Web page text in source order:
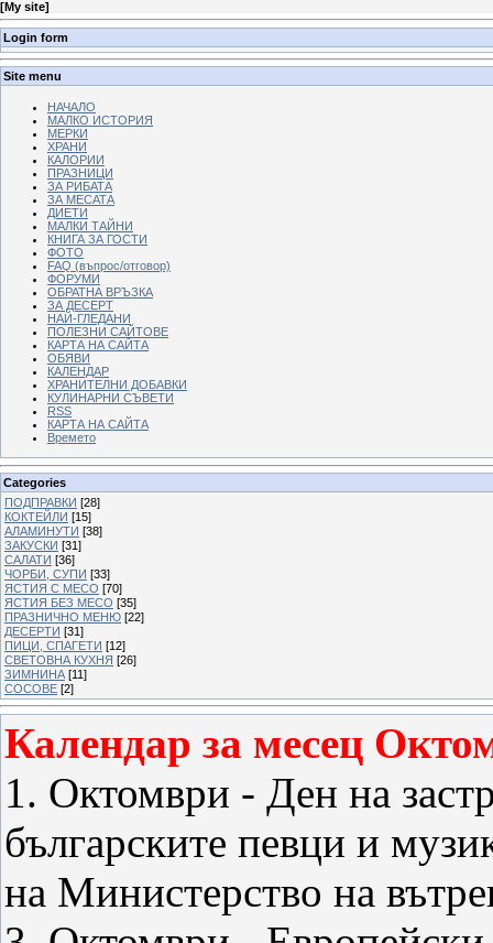
[My site]
Login form
Site menu
НАЧАЛО
МАЛКО ИСТОРИЯ
МЕРКИ
ХРАНИ
КАЛОРИИ
ПРАЗНИЦИ
ЗА РИБАТА
ЗА МЕСАТА
ДИЕТИ
МАЛКИ ТАЙНИ
КНИГА ЗА ГОСТИ
ФОТО
FAQ (въпрос/отговор)
ФОРУМИ
ОБРАТНА ВРЪЗКА
ЗА ДЕСЕРТ
НАЙ-ГЛЕДАНИ
ПОЛЕЗНИ САЙТОВЕ
КАРТА НА САЙТА
ОБЯВИ
КАЛЕНДАР
ХРАНИТЕЛНИ ДОБАВКИ
КУЛИНАРНИ СЪВЕТИ
RSS
КАРТА НА САЙТА
Времето
Categories
ПОДПРАВКИ [28]
КОКТЕЙЛИ [15]
АЛАМИНУТИ [38]
ЗАКУСКИ [31]
САЛАТИ [36]
ЧОРБИ, СУПИ [33]
ЯСТИЯ С МЕСО [70]
ЯСТИЯ БЕЗ МЕСО [35]
ПРАЗНИЧНО МЕНЮ [22]
ДЕСЕРТИ [31]
ПИЦИ, СПАГЕТИ [12]
СВЕТОВНА КУХНЯ [26]
ЗИМНИНА [11]
СОСОВЕ [2]
Календар за месец
1. Октомври - Ден на
българските певци и
на Министерство на